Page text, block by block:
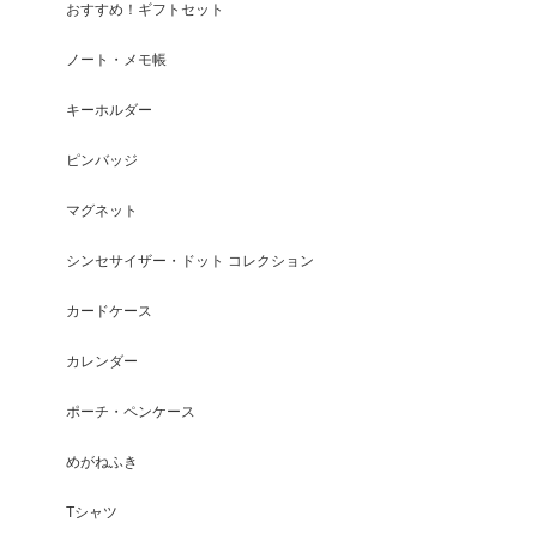
おすすめ！ギフトセット
ノート・メモ帳
キーホルダー
ピンバッジ
マグネット
シンセサイザー・ドット コレクション
カードケース
カレンダー
ポーチ・ペンケース
めがねふき
Tシャツ